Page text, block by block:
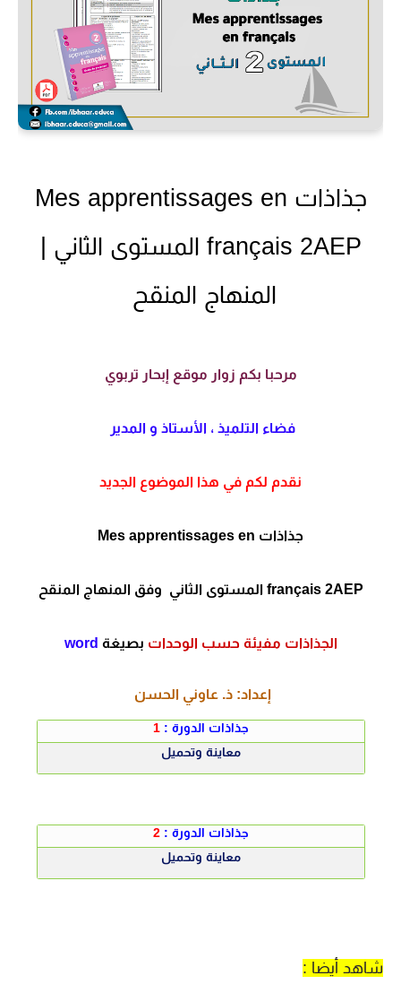
جذاذات Mes apprentissages en
français 2AEP المستوى الثاني |
المنهاج المنقح
مرحبا بكم زوار موقع إبحار تربوي
فضاء التلميذ ، الأستاذ و المدير
نقدم لكم في هذا الموضوع الجديد
جذاذات Mes apprentissages en
français 2AEP المستوى الثاني وفق المنهاج المنقح
الجذاذات مفيئة حسب الوحدات بصيغة word
إعداد: ذ. عاوني الحسن
جذاذات الدورة : 1
معاينة وتحميل
جذاذات الدورة : 2
معاينة وتحميل
شاهد أيضا :